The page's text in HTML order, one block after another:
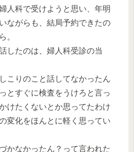
人科で受けようと思い、年明
ながらも、結局予約できたの
。
したのは、婦人科受診の当
こりのこと話してなかったん
とすぐに検査をうけろと言っ
けたくないとか思ってたわけ
変化をほんとに軽く思ってい
かなかったん？って言われた